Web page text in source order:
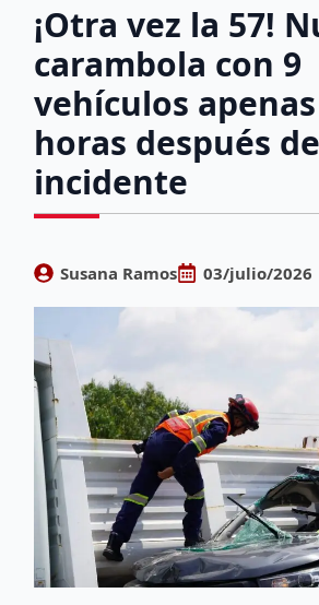
¡Otra vez la 57!
carambola con 9
vehículos
horas después
incidente
Susana Ramos 03/julio/2026